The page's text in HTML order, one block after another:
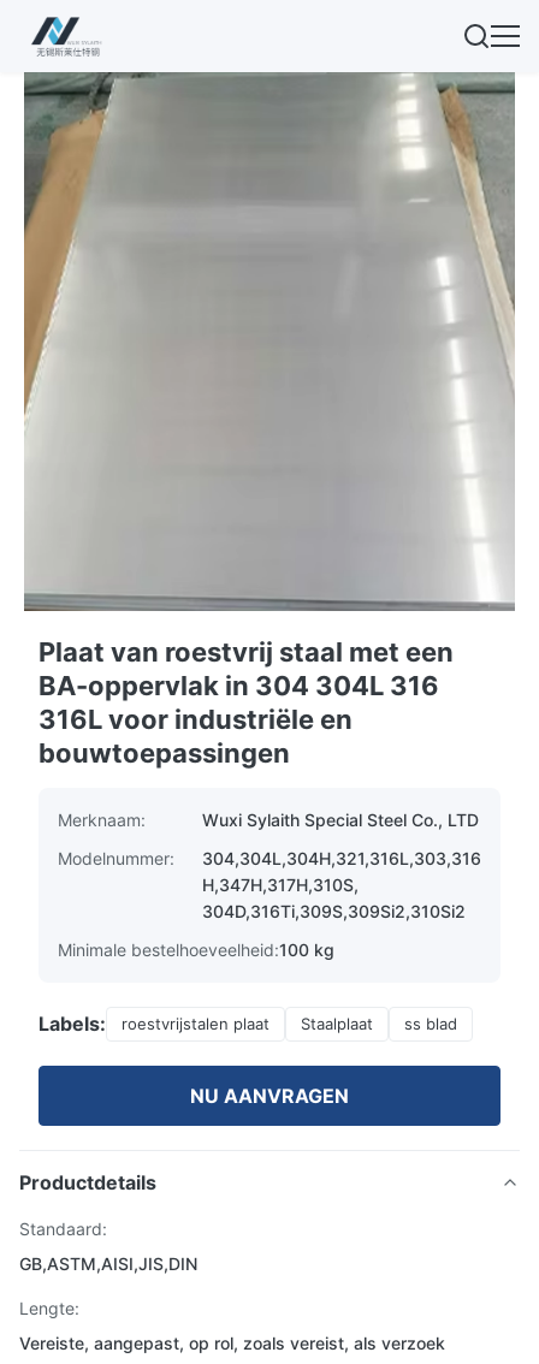
Plaat van roestvrij staal met een
BA-oppervlak in 304 304L 316
316L voor industriële en
bouwtoepassingen
Merknaam:
Wuxi Sylaith Special Steel Co., LTD
Modelnummer:
304,304L,304H,321,316L,303,316
H,347H,317H,310S,
304D,316Ti,309S,309Si2,310Si2
Minimale bestelhoeveelheid:100 kg
Labels: roestvrijstalen plaat Staalplaat ss blad
NU AANVRAGEN
Productdetails
Standaard:
GB,ASTM,AISI,JIS,DIN
Lengte:
Vereiste, aangepast, op rol, zoals vereist, als verzoek